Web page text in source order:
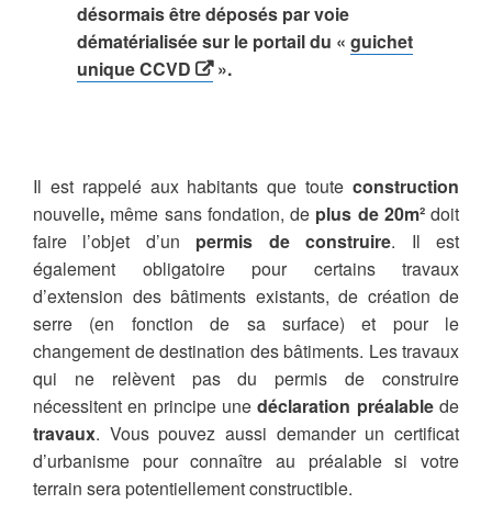
désormais être déposés par voie
dématérialisée sur le portail du « guichet
unique CCVD
».
Il est rappelé aux habitants que toute construction
nouvelle, même sans fondation, de plus de 20m² doit
faire l’objet d’un permis de construire. Il est
également obligatoire pour certains travaux
d’extension des bâtiments existants, de création de
serre (en fonction de sa surface) et pour le
changement de destination des bâtiments. Les travaux
qui ne relèvent pas du permis de construire
nécessitent en principe unedéclaration préalablede
travaux. Vous pouvez aussi demander un certificat
d’urbanisme pour connaître au préalable si votre
terrain sera potentiellement constructible.